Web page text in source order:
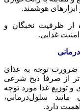
هوشمند.
از ظرفیت نخبگان و
غذایی.
ضرورت توجه به غذای
از صرفاً ذبح شرعی
و توزیع غذا مورد توجه
سلول‌درمانی،
دارد.